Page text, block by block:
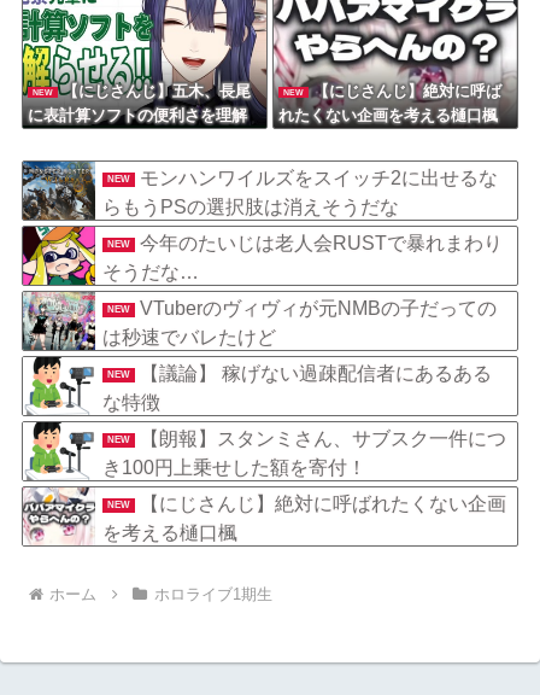
NEW
【にじさんじ】五木、長尾
に表計算ソフトの便利さを理解
おじさん見てなんか感動する』
NEW
【にじさんじ】絶対に呼ば
れたくない企画を考える樋口楓
NEW
モンハンワイルズをスイッチ2に出せるな
らもうPSの選択肢は消えそうだな
NEW
今年のたいじは老人会RUSTで暴れまわり
そうだな…
NEW
VTuberのヴィヴィが元NMBの子だっての
は秒速でバレたけど
NEW
【議論】 稼げない過疎配信者にあるある
な特徴
NEW
【朗報】スタンミさん、サブスク一件につ
き100円上乗せした額を寄付！
NEW
【にじさんじ】絶対に呼ばれたくない企画
を考える樋口楓
ホーム ホロライブ1期生